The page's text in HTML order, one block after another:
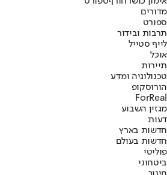
מדורים
ספורט
תרבות ובידור
לייף סטייל
אוכל
תיירות
טכנולוגיה ומדע
הורוסקופ
ForReal
מגזין השבוע
דעות
חדשות בארץ
חדשות בעולם
פוליטי
ביטחוני